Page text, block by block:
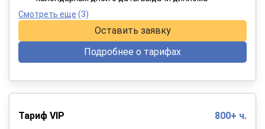
Смотреть еще (3)
Оставить заявку
Подробнее о тарифах
Тариф VIP 800+ ч.